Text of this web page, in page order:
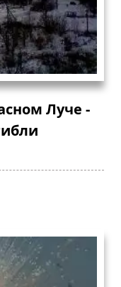
Луче -